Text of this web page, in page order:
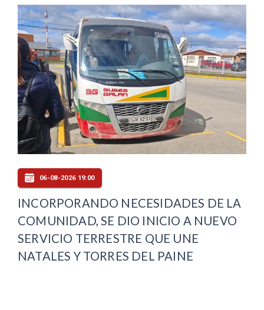
06-08-2026 19:00
INCORPORANDO NECESIDADES DE LA
COMUNIDAD, SE DIO INICIO A NUEVO
SERVICIO TERRESTRE QUE UNE
NATALES Y TORRES DEL PAINE